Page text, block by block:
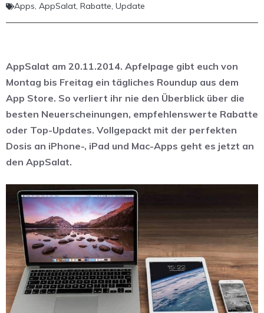
Apps, AppSalat, Rabatte, Update
AppSalat am 20.11.2014. Apfelpage gibt euch von
Montag bis Freitag ein tägliches Roundup aus dem
App Store. So verliert ihr nie den Überblick über die
besten Neuerscheinungen, empfehlenswerte Rabatte
oder Top-Updates. Vollgepackt mit der perfekten
Dosis an iPhone-, iPad und Mac-Apps geht es jetzt an
den AppSalat.